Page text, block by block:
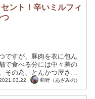
ント！辛いミルフィ
ですが、豚肉を衣に包ん
で食べる分には中々差の
その為、とんかつ屋さん
考えたりもするもので
薊野（あざみの）